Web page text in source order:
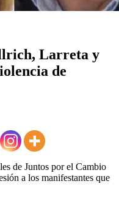
Larreta y
de
de Juntos por el Cambio
a los manifestantes que